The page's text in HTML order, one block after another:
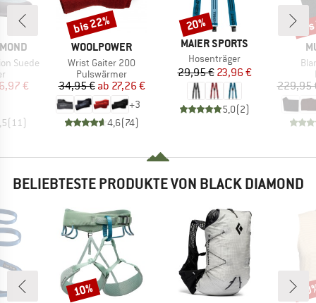
Suede
Preis
€
(11 )
MARKE
WOOLPOWER
Artikel
Wrist Gaiter 200
Produktgruppe
Pulswärmer
Preis
34,95 € reduzierter Preis
ab 27,26 €
+3
4,6(74)
Rabatt
bis 22%
MARKE
MAIER SPORTS
Artikel
Hosenträger
Preis
29,95 €reduzierter Preis
23,96 €
5,0(2)
Rabatt
20%
229,95
BELIEBTESTE PRODUKTE VON BLACK DIAMOND
Rabatt
10%